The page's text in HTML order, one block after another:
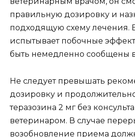
правильную дозировку и
подходящую схему лечения.
испытывает побочные
быть немедленно сообщены
Не следует превышать
дозировку и
теразозина 2 мг без
ветеринаром. В случае
возобновление приема